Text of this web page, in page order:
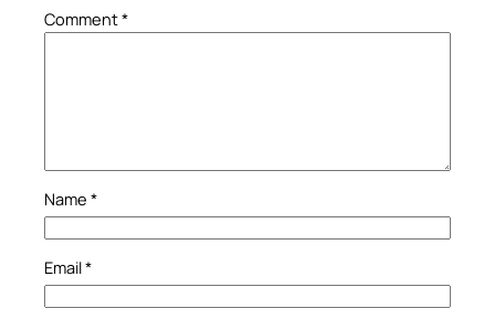
Comment*
Name *
Email*